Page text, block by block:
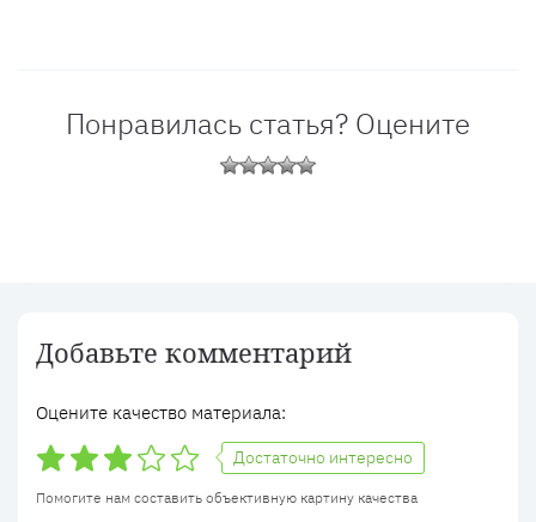
Понравилась статья? Оцените
Добавьте комментарий
Оцените качество материала:
Достаточно интересно
Помогите нам составить объективную картину качества